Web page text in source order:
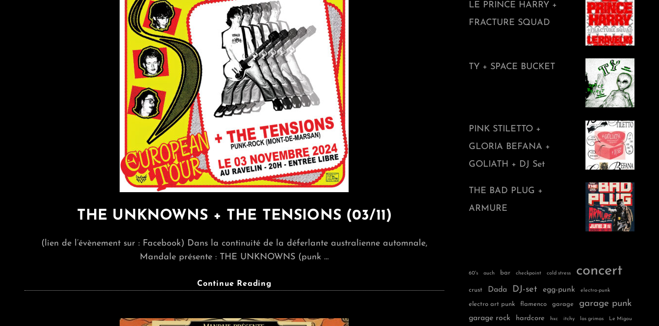
THE UNKNOWNS + THE TENSIONS (03/11)
(lien de l’évènement sur : Facebook) Dans la continuité de la déferlante australienne automnale,
Mandale présente : THE UNKNOWNS (punk …
Continue Reading
THE
LE PRINCE HARRY +
FRACTURE SQUAD
TY + SPACE BUCKET
PINK STILETTO +
GLORIA BEFANA +
GOLIATH + DJ Set
THE BAD PLUG +
ARMURE
60's auch bar checkpoint cold stress concert
crust Dada DJ-set egg-punk electro-punk
electro art punk flamenco garage garage punk
garage rock hardcore hxc itchy las grimas Le Migou